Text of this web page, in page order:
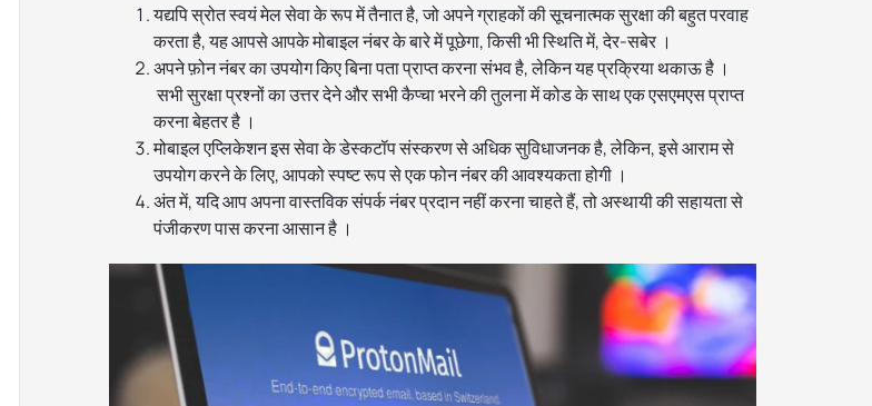
यद्यपि स्रोत स्वयं मेल सेवा के रूप में तैनात है, जो अपने ग्राहकों की सूचनात्मक सुरक्षा की बहुत परवाह
करता है, यह आपसे आपके मोबाइल नंबर के बारे में पूछेगा, किसी भी स्थिति में, देर-सबेर ।
अपने फ़ोन नंबर का उपयोग किए बिना पता प्राप्त करना संभव है, लेकिन यह प्रक्रिया थकाऊ है ।
सभी सुरक्षा प्रश्नों का उत्तर देने और सभी कैप्चा भरने की तुलना में कोड के साथ एक एसएमएस प्राप्त
करना बेहतर है ।
मोबाइल एप्लिकेशन इस सेवा के डेस्कटॉप संस्करण से अधिक सुविधाजनक है, लेकिन, इसे आराम से
उपयोग करने के लिए, आपको स्पष्ट रूप से एक फोन नंबर की आवश्यकता होगी ।
अंत में, यदि आप अपना वास्तविक संपर्क नंबर प्रदान नहीं करना चाहते हैं, तो अस्थायी की सहायता से
पंजीकरण पास करना आसान है ।